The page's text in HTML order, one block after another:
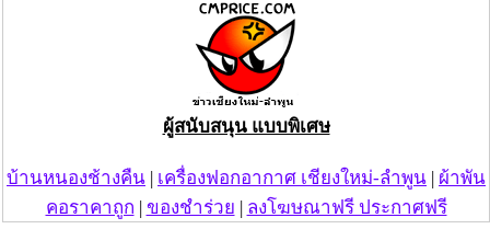
ผู้สนับสนุน แบบพิเศษ
บ้านหนองช้างคืน | เครื่องฟอกอากาศ เชียงใหม่-ลำพูน | ผ้าพัน
คอราคาถูก | ของชำร่วย | ลงโฆษณาฟรี ประกาศฟรี